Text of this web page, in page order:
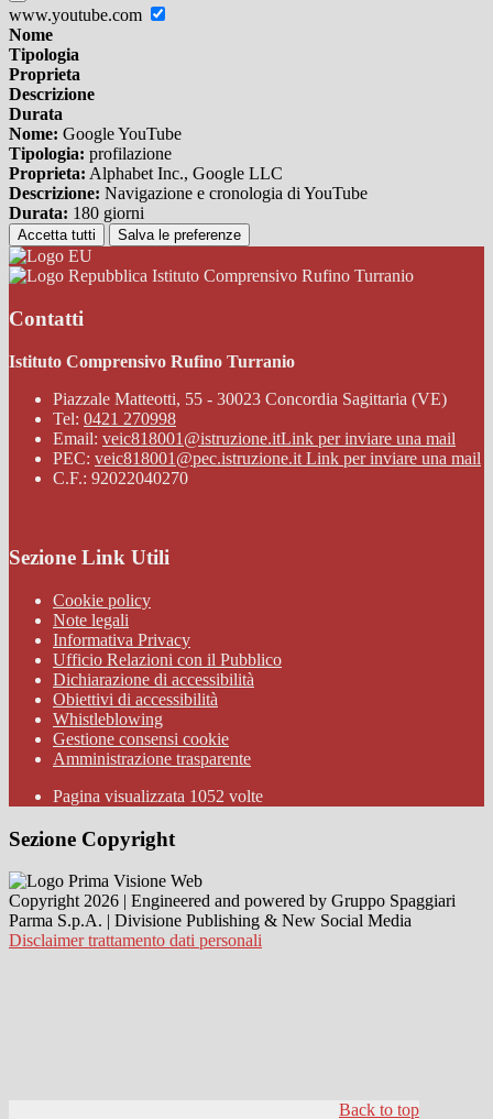
www.youtube.com
Nome
Tipologia
Proprieta
Descrizione
Durata
Nome: Google YouTube
Tipologia: profilazione
Proprieta: Alphabet Inc., Google LLC
Descrizione: Navigazione e cronologia di YouTube
Durata: 180 giorni
Accetta tutti Salva le preferenze
Istituto Comprensivo Rufino Turranio
Contatti
Istituto Comprensivo Rufino Turranio
Piazzale Matteotti, 55 - 30023 Concordia Sagittaria (VE)
Tel: 0421 270998
Email: veic818001@istruzione.itLink per inviare una mail
PEC: veic818001@pec.istruzione.it Link per inviare una mail
C.F.: 92022040270
Sezione Link Utili
Cookie policy
Note legali
Informativa Privacy
Ufficio Relazioni con il Pubblico
Dichiarazione di accessibilità
Obiettivi di accessibilità
Whistleblowing
Gestione consensi cookie
Amministrazione trasparente
Pagina visualizzata 1052 volte
Sezione Copyright
Copyright 2026 | Engineered and powered by Gruppo Spaggiari
Parma S.p.A. | Divisione Publishing & New Social Media
Disclaimer trattamento dati personali
Back to top